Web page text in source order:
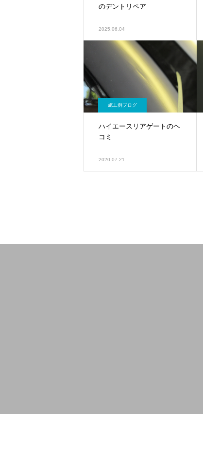
のデントリペア
2025.06.04
施工例ブログ
ハイエースリアゲートのヘ
コミ
2020.07.21